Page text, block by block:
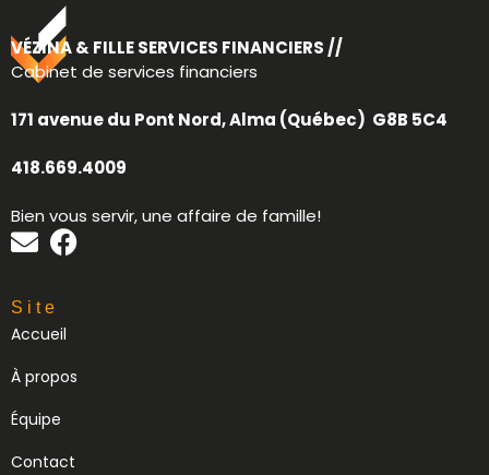
VÉZINA & FILLE SERVICES FINANCIERS //
Cabinet de services financiers
171 avenue du Pont Nord, Alma (Québec) G8B 5C4
418.669.4009
Bien vous servir, une affaire de famille!
Site
Accueil
À propos
Équipe
Contact